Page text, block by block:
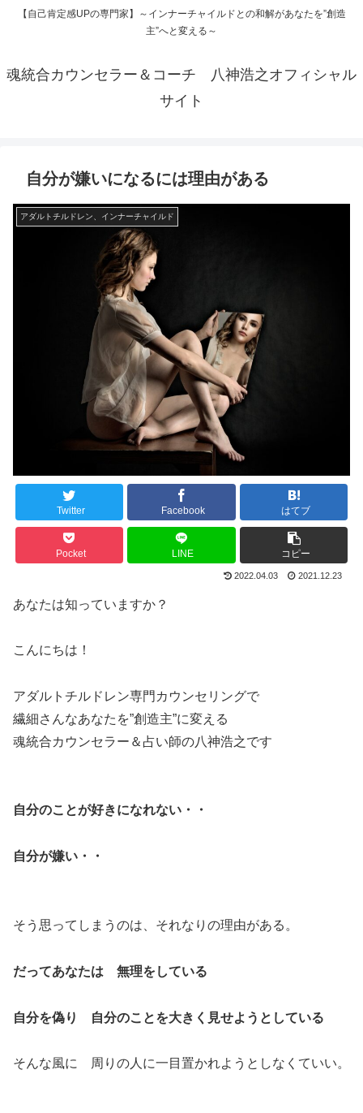
【自己肯定感UPの専門家】～インナーチャイルドとの和解があなたを”創造
主”へと変える～
魂統合カウンセラー＆コーチ 八神浩之オフィシャル
サイト
自分が嫌いになるには理由がある
アダルトチルドレン、インナーチャイルド
Twitter Facebook はてブ
Pocket LINE コピー
2022.04.03 2021.12.23
あなたは知っていますか？
こんにちは！
アダルトチルドレン専門カウンセリングで
繊細さんなあなたを”創造主”に変える
魂統合カウンセラー＆占い師の八神浩之です
自分のことが好きになれない・・
自分が嫌い・・
そう思ってしまうのは、それなりの理由がある。
だってあなたは 無理をしている
自分を偽り 自分のことを大きく見せようとしている
そんな風に 周りの人に一目置かれようとしなくていい。